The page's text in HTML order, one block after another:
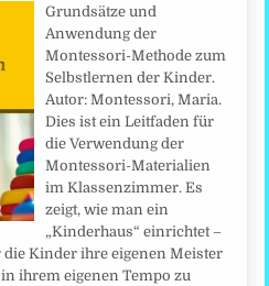
Grundsätze und
Anwendung der
Montessori-Methode zum
Selbstlernen der Kinder.
Autor: Montessori, Maria.
Dies ist ein Leitfaden für
die Verwendung der
Montessori-Materialien
im Klassenzimmer. Es
zeigt, wie man ein
„Kinderhaus“ einrichtet –
Kinder ihre eigenen Meister
ihrem eigenen Tempo zu